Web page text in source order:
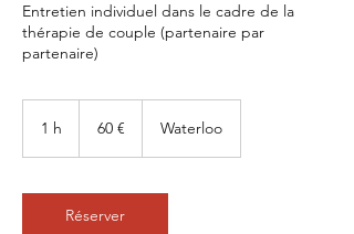
Entretien individuel dans le cadre de la
thérapie de couple (partenaire par
partenaire)
1 h 60 € Waterloo
Réserver